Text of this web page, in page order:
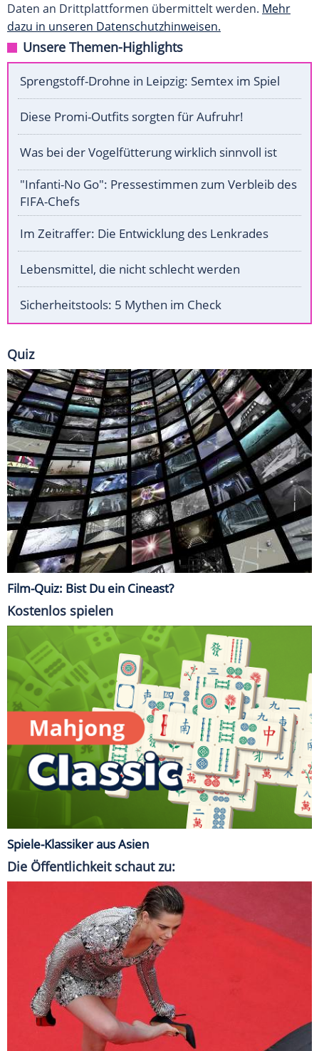
Daten an Drittplattformen übermittelt werden. Mehr
dazu in unseren Datenschutzhinweisen.
Unsere Themen-Highlights
Sprengstoff-Drohne in Leipzig: Semtex im Spiel
Diese Promi-Outfits sorgten für Aufruhr!
Was bei der Vogelfütterung wirklich sinnvoll ist
"Infanti-No Go": Pressestimmen zum Verbleib des
FIFA-Chefs
Im Zeitraffer: Die Entwicklung des Lenkrades
Lebensmittel, die nicht schlecht werden
Sicherheitstools: 5 Mythen im Check
Quiz
Film-Quiz: Bist Du ein Cineast?
Kostenlos spielen
Spiele-Klassiker aus Asien
Die Öffentlichkeit schaut zu: